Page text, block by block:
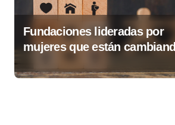
Fundaciones lideradas por
mujeres que están
Guatemala